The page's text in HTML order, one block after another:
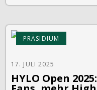
PRÄSIDIUM
17. JULI 2025
HYLO Open